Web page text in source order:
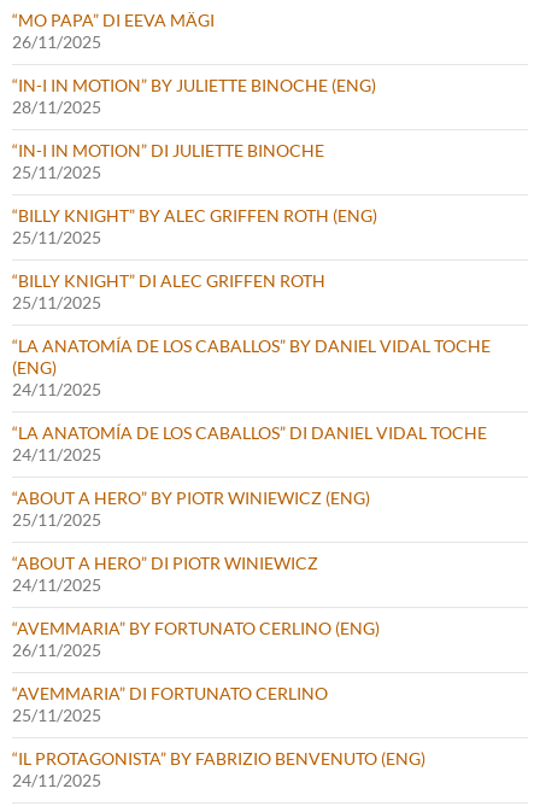
“MO PAPA” DI EEVA MÄGI
26/11/2025
“IN-I IN MOTION” BY JULIETTE BINOCHE (ENG)
28/11/2025
“IN-I IN MOTION” DI JULIETTE BINOCHE
25/11/2025
“BILLY KNIGHT” BY ALEC GRIFFEN ROTH (ENG)
25/11/2025
“BILLY KNIGHT” DI ALEC GRIFFEN ROTH
25/11/2025
“LA ANATOMÍA DE LOS CABALLOS” BY DANIEL VIDAL TOCHE
(ENG)
24/11/2025
“LA ANATOMÍA DE LOS CABALLOS” DI DANIEL VIDAL TOCHE
24/11/2025
“ABOUT A HERO” BY PIOTR WINIEWICZ (ENG)
25/11/2025
“ABOUT A HERO” DI PIOTR WINIEWICZ
24/11/2025
“AVEMMARIA” BY FORTUNATO CERLINO (ENG)
26/11/2025
“AVEMMARIA” DI FORTUNATO CERLINO
25/11/2025
“IL PROTAGONISTA” BY FABRIZIO BENVENUTO (ENG)
24/11/2025